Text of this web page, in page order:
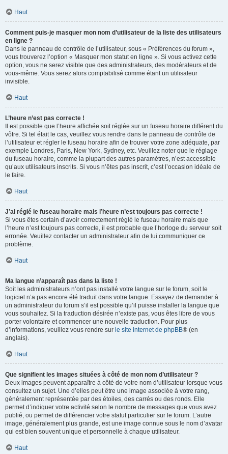
Haut
Comment puis-je masquer mon nom d’utilisateur de la liste des utilisateurs
en ligne ?
Dans le panneau de contrôle de l’utilisateur, sous « Préférences du forum »,
vous trouverez l’option « Masquer mon statut en ligne ». Si vous activez cette
option, vous ne serez visible que des administrateurs, des modérateurs et de
vous-même. Vous serez alors comptabilisé comme étant un utilisateur
invisible.
Haut
L’heure n’est pas correcte !
Il est possible que l’heure affichée soit réglée sur un fuseau horaire différent du
vôtre. Si tel était le cas, veuillez vous rendre dans le panneau de contrôle de
l’utilisateur et régler le fuseau horaire afin de trouver votre zone adéquate, par
exemple Londres, Paris, New York, Sydney, etc. Veuillez noter que le réglage
du fuseau horaire, comme la plupart des autres paramètres, n’est accessible
qu’aux utilisateurs inscrits. Si vous n’êtes pas inscrit, c’est l’occasion idéale de
le faire.
Haut
J’ai réglé le fuseau horaire mais l’heure n’est toujours pas correcte !
Si vous êtes certain d’avoir correctement réglé le fuseau horaire mais que
l’heure n’est toujours pas correcte, il est probable que l’horloge du serveur soit
erronée. Veuillez contacter un administrateur afin de lui communiquer ce
problème.
Haut
Ma langue n’apparaît pas dans la liste !
Soit les administrateurs n’ont pas installé votre langue sur le forum, soit le
logiciel n’a pas encore été traduit dans votre langue. Essayez de demander à
un administrateur du forum s’il est possible qu’il puisse installer la langue que
vous souhaitez. Si la traduction désirée n’existe pas, vous êtes libre de vous
porter volontaire et commencer une nouvelle traduction. Pour plus
d’informations, veuillez vous rendre sur le site internet de phpBB® (en
anglais).
Haut
Que signifient les images situées à côté de mon nom d’utilisateur ?
Deux images peuvent apparaître à côté de votre nom d’utilisateur lorsque vous
consultez un sujet. Une d’elles peut être une image associée à votre rang,
généralement représentée par des étoiles, des carrés ou des ronds. Elle
permet d’indiquer votre activité selon le nombre de messages que vous avez
publié, ou permet de différencier votre statut particulier sur le forum. L’autre
image, généralement plus grande, est une image connue sous le nom d’avatar
qui est bien souvent unique et personnelle à chaque utilisateur.
Haut